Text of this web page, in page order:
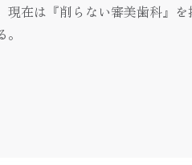
現在は『削らない審美歯科』